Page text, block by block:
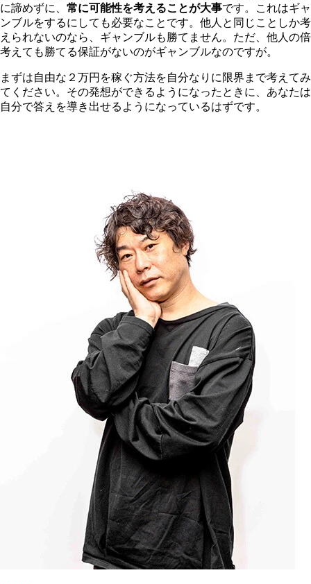
に諦めずに、 常に可能性を考えることが大事です。これはギャ
ンブルをするにしても必要なことです。他人と同じことしか考
えられないのなら、ギャンブルも勝てません。ただ、他人の倍
考えても勝てる保証がないのがギャンブルなのですが。
まずは自由な２万円を稼ぐ方法を自分なりに限界まで考えてみ
てください。その発想ができるようになったときに、あなたは
自分で答えを導き出せるようになっているはずです。